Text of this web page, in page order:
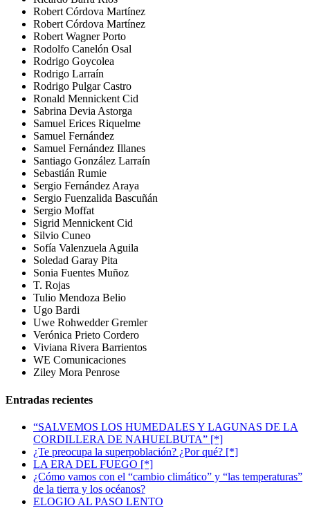
Robert Córdova Martínez
Robert Córdova Martínez
Robert Wagner Porto
Rodolfo Canelón Osal
Rodrigo Goycolea
Rodrigo Larraín
Rodrigo Pulgar Castro
Ronald Mennickent Cid
Sabrina Devia Astorga
Samuel Erices Riquelme
Samuel Fernández
Samuel Fernández Illanes
Santiago González Larraín
Sebastián Rumie
Sergio Fernández Araya
Sergio Fuenzalida Bascuñán
Sergio Moffat
Sigrid Mennickent Cid
Silvio Cuneo
Sofía Valenzuela Aguila
Soledad Garay Pita
Sonia Fuentes Muñoz
T. Rojas
Tulio Mendoza Belio
Ugo Bardi
Uwe Rohwedder Gremler
Verónica Prieto Cordero
Viviana Rivera Barrientos
WE Comunicaciones
Ziley Mora Penrose
Entradas recientes
“SALVEMOS LOS HUMEDALES Y LAGUNAS DE LA
CORDILLERA DE NAHUELBUTA” [*]
¿Te preocupa la superpoblación? ¿Por qué? [*]
LA ERA DEL FUEGO [*]
¿Cómo vamos con el “cambio climático” y “las temperaturas”
de la tierra y los océanos?
ELOGIO AL PASO LENTO